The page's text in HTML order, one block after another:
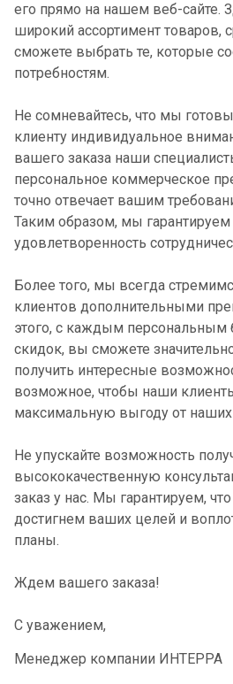
его прямо на нашем веб-сайте.
широкий ассортимент товаров,
сможете выбрать те, которые
потребностям.
Не сомневайтесь, что мы
клиенту индивидуальное
вашего заказа наши
персональное коммерческое
точно отвечает вашим
Таким образом, мы
удовлетворенность
Более того, мы всегда
клиентов дополнительными
этого, с каждым персональным
скидок, вы сможете
получить интересные
возможное, чтобы наши
максимальную выгоду от наших
Не упускайте возможность
высококачественную
заказ у нас. Мы гарантируем,
достигнем ваших целей и
планы.
Ждем вашего заказа!
С уважением,
Менеджер компании ИНТЕРРА